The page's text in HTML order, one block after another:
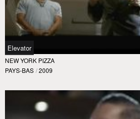
Elevator
NEW YORK PIZZA
PAYS-BAS / 2009